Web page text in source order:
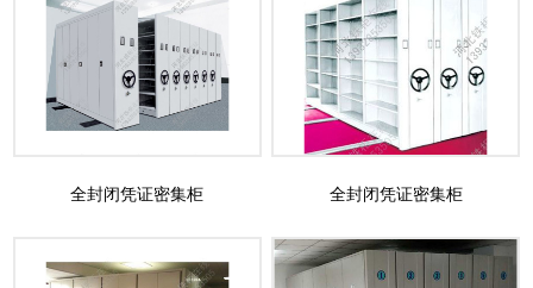
全封闭凭证密集柜 全封闭凭证密集柜